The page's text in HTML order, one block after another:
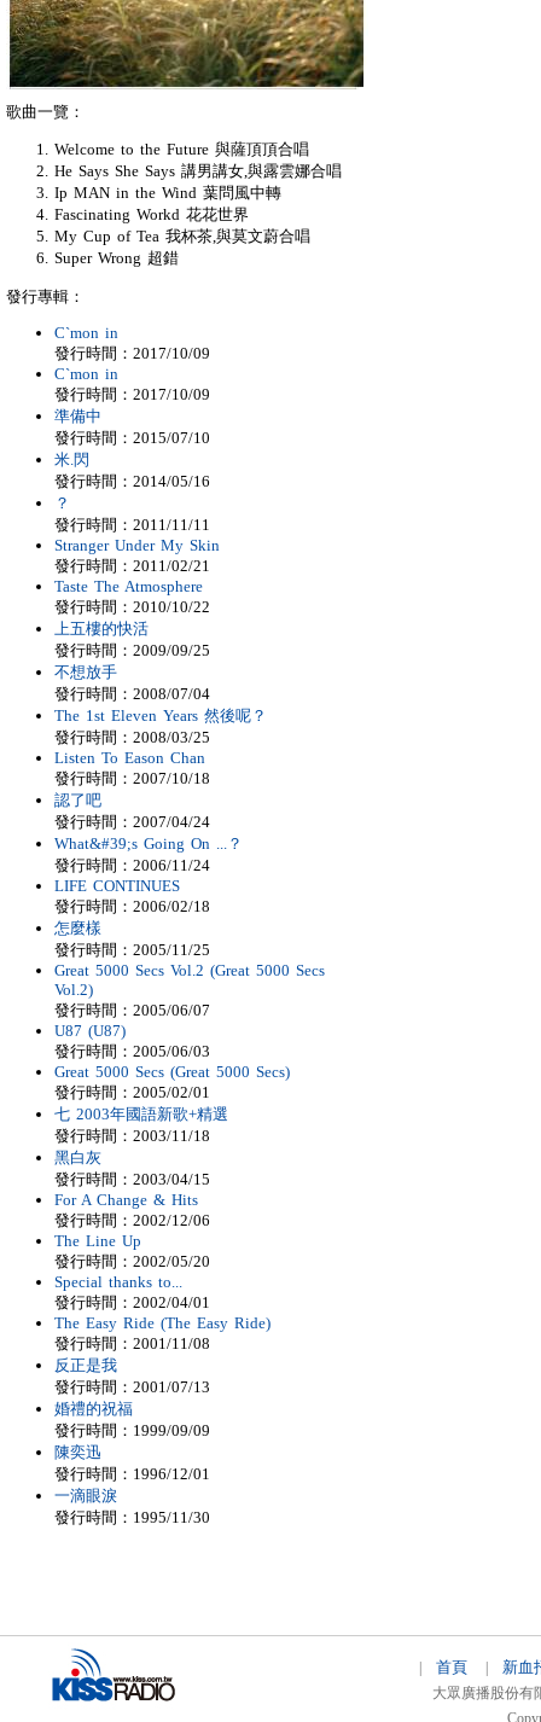
歌曲一覽：
Welcome to the Future 與薩頂頂合唱
He Says She Says 講男講女,與露雲娜合唱
Ip MAN in the Wind 葉問風中轉
Fascinating Workd 花花世界
My Cup of Tea 我杯茶,與莫文蔚合唱
Super Wrong 超錯
發行專輯：
C`mon in
發行時間：2017/10/09
C`mon in
發行時間：2017/10/09
準備中
發行時間：2015/07/10
米.閃
發行時間：2014/05/16
？
發行時間：2011/11/11
Stranger Under My Skin
發行時間：2011/02/21
Taste The Atmosphere
發行時間：2010/10/22
上五樓的快活
發行時間：2009/09/25
不想放手
發行時間：2008/07/04
The 1st Eleven Years 然後呢？
發行時間：2008/03/25
Listen To Eason Chan
發行時間：2007/10/18
認了吧
發行時間：2007/04/24
What&#39;s Going On ...？
發行時間：2006/11/24
LIFE CONTINUES
發行時間：2006/02/18
怎麼樣
發行時間：2005/11/25
Great 5000 Secs Vol.2 (Great 5000 Secs
Vol.2)
發行時間：2005/06/07
U87 (U87)
發行時間：2005/06/03
Great 5000 Secs (Great 5000 Secs)
發行時間：2005/02/01
七 2003年國語新歌+精選
發行時間：2003/11/18
黑白灰
發行時間：2003/04/15
For A Change & Hits
發行時間：2002/12/06
The Line Up
發行時間：2002/05/20
Special thanks to...
發行時間：2002/04/01
The Easy Ride (The Easy Ride)
發行時間：2001/11/08
反正是我
發行時間：2001/07/13
婚禮的祝福
發行時間：1999/09/09
陳奕迅
發行時間：1996/12/01
一滴眼淚
發行時間：1995/11/30
首頁 新血
大眾廣播股份有